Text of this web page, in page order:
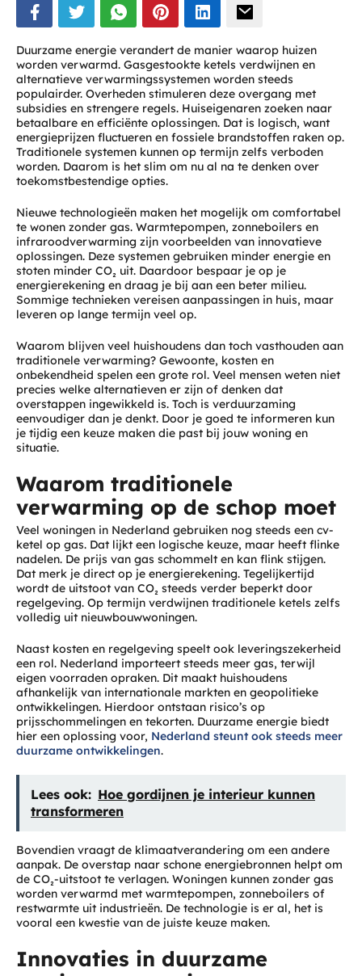
Duurzame energie verandert de manier waarop huizen
worden verwarmd. Gasgestookte ketels verdwijnen en
alternatieve verwarmingssystemen worden steeds
populairder. Overheden stimuleren deze overgang met
subsidies en strengere regels. Huiseigenaren zoeken naar
betaalbare en efficiënte oplossingen. Dat is logisch, want
energieprijzen fluctueren en fossiele brandstoffen raken op.
Traditionele systemen kunnen op termijn zelfs verboden
worden. Daarom is het slim om nu al na te denken over
toekomstbestendige opties.
Nieuwe technologieën maken het mogelijk om comfortabel
te wonen zonder gas. Warmtepompen, zonneboilers en
infraroodverwarming zijn voorbeelden van innovatieve
oplossingen. Deze systemen gebruiken minder energie en
stoten minder CO₂ uit. Daardoor bespaar je op je
energierekening en draag je bij aan een beter milieu.
Sommige technieken vereisen aanpassingen in huis, maar
leveren op lange termijn veel op.
Waarom blijven veel huishoudens dan toch vasthouden aan
traditionele verwarming? Gewoonte, kosten en
onbekendheid spelen een grote rol. Veel mensen weten niet
precies welke alternatieven er zijn of denken dat
overstappen ingewikkeld is. Toch is verduurzaming
eenvoudiger dan je denkt. Door je goed te informeren kun
je tijdig een keuze maken die past bij jouw woning en
situatie.
Waarom traditionele
verwarming op de schop moet
Veel woningen in Nederland gebruiken nog steeds een cv-
ketel op gas. Dat lijkt een logische keuze, maar heeft flinke
nadelen. De prijs van gas schommelt en kan flink stijgen.
Dat merk je direct op je energierekening. Tegelijkertijd
wordt de uitstoot van CO₂ steeds verder beperkt door
regelgeving. Op termijn verdwijnen traditionele ketels zelfs
volledig uit nieuwbouwwoningen.
Naast kosten en regelgeving speelt ook leveringszekerheid
een rol. Nederland importeert steeds meer gas, terwijl
eigen voorraden opraken. Dit maakt huishoudens
afhankelijk van internationale markten en geopolitieke
ontwikkelingen. Hierdoor ontstaan risico’s op
prijsschommelingen en tekorten. Duurzame energie biedt
hier een oplossing voor, Nederland steunt ook steeds meer
duurzame ontwikkelingen.
Lees ook: Hoe gordijnen je interieur kunnen
transformeren
Bovendien vraagt de klimaatverandering om een andere
aanpak. De overstap naar schone energiebronnen helpt om
de CO₂-uitstoot te verlagen. Woningen kunnen zonder gas
worden verwarmd met warmtepompen, zonneboilers of
restwarmte uit industrieën. De technologie is er al, het is
vooral een kwestie van de juiste keuze maken.
Innovaties in duurzame